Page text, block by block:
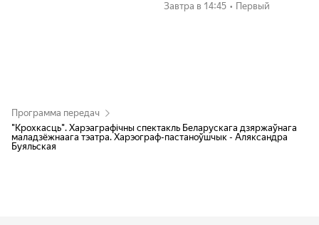
Завтра в 14:45 • Первый
Программа передач
"Крохкасць". Харэаграфічны спектакль Беларускага дзяржаўнага
маладзёжнаага тэатра. Харэограф-пастаноўшчык - Аляксандра
Буяльская